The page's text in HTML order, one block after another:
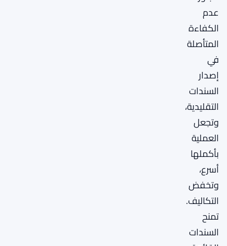
عدم
الكفاءة
المتأصلة
في
إصدار
السندات
التقليدية،
وتجعل
العملية
بأكملها
أسرع،
وتخفض
التكاليف.
تمنح
السندات